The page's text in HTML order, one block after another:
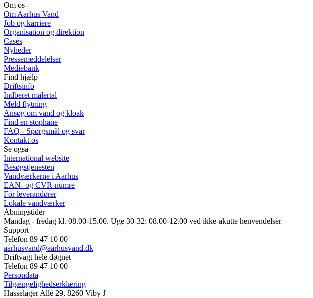
Om os
Om Aarhus Vand
Job og karriere
Organisation og direktion
Cases
Nyheder
Pressemeddelelser
Mediebank
Find hjælp
Driftsinfo
Indberet målertal
Meld flytning
Ansøg om vand og kloak
Find en stophane
FAQ - Spørgsmål og svar
Kontakt os
Se også
International website
Besøgstjenesten
Vandværkerne i Aarhus
EAN- og CVR-numre
For leverandører
Lokale vandværker
Åbningstider
Mandag - fredag kl. 08.00-15.00. Uge 30-32: 08.00-12.00 ved ikke-akutte henvendelser
Support
Telefon 89 47 10 00
aarhusvand@aarhusvand.dk
Driftvagt hele døgnet
Telefon 89 47 10 00
Persondata
Tilgængelighedserklæring
Hasselager Allé 29, 8260 Viby J